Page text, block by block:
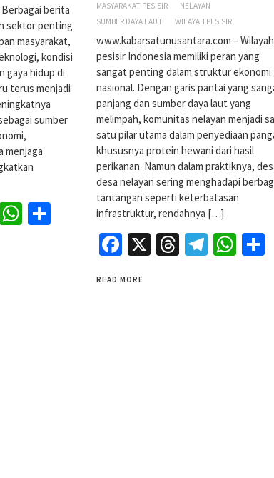
berita
sektor penting
masyarakat,
kondisi
gaya hidup di
terus menjadi
sumber
menjaga
WhatsApp
Share
MASYARAKAT PESISIR
NELAYAN
SUMBER DAYA LAUT
WILAYAH PESISIR
www.kabarsatunusantara.com – Wilayah
pesisir Indonesia memiliki peran yang
sangat penting dalam struktur ekonomi
nasional. Dengan garis pantai yang
panjang dan sumber daya laut yang
melimpah, komunitas nelayan menjadi
satu pilar utama dalam penyediaan
khususnya protein hewani dari hasil
perikanan. Namun dalam praktiknya,
desa nelayan sering menghadapi
tantangan seperti keterbatasan
infrastruktur, rendahnya […]
Facebook
X Threads
READ MORE